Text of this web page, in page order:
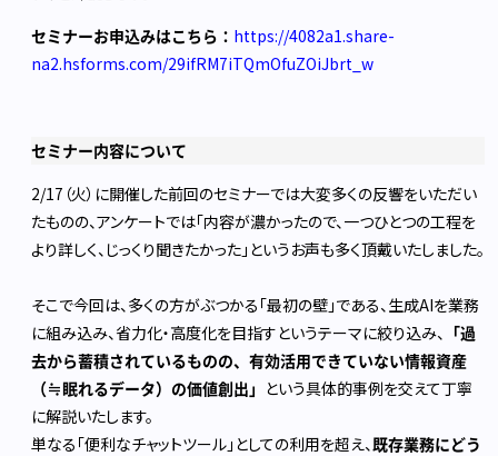
セミナーお申込みはこちら： https://4082a1.share-
na2.hsforms.com/29ifRM7iTQmOfuZOiJbrt_w
セミナー内容について
2/17（火）に開催した前回のセミナーでは大変多くの反響をいただい
たものの、アンケートでは「内容が濃かったので、一つひとつの工程を
より詳しく、じっくり聞きたかった」というお声も多く頂戴いたしました。
そこで今回は、多くの方がぶつかる「最初の壁」である、生成AIを業務
に組み込み、省力化・高度化を目指すというテーマに絞り込み、 「過
去から蓄積されているものの、有効活用できていない情報資産
（≒眠れるデータ）の価値創出」 という具体的事例を交えて丁寧
に解説いたします。
単なる「便利なチャットツール」としての利用を超え、既存業務にどう